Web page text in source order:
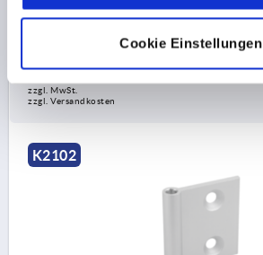
Cookie Einstellungen
zzgl. MwSt.
zzgl. Versandkosten
K2102